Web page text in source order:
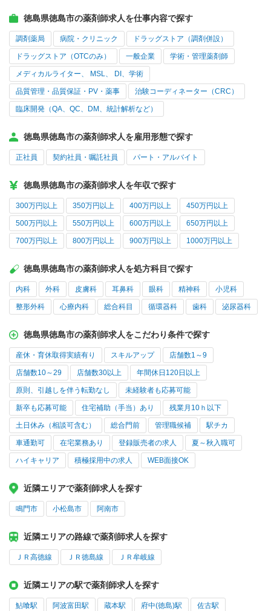
徳島県徳島市の薬剤師求人を仕事内容で探す
調剤薬局 病院・クリニック ドラッグストア（調剤併設）
ドラッグストア（OTCのみ） 一般企業 学術・管理薬剤師
メディカルライター、 MSL、 DI、学術
品質管理・品質保証・PV・薬事 治験コーディネーター（CRC）
臨床開発（QA、QC、DM、統計解析など）
徳島県徳島市の薬剤師求人を雇用形態で探す
正社員 契約社員・嘱託社員 パート・アルバイト
徳島県徳島市の薬剤師求人を年収で探す
300万円以上 350万円以上 400万円以上 450万円以上
500万円以上 550万円以上 600万円以上 650万円以上
700万円以上 800万円以上 900万円以上 1000万円以上
徳島県徳島市の薬剤師求人を処方科目で探す
内科 外科 皮膚科 耳鼻科 眼科 精神科 小児科
整形外科 心療内科 総合科目 循環器科 歯科 泌尿器科
徳島県徳島市の薬剤師求人をこだわり条件で探す
産休・育休取得実績有り スキルアップ 店舗数1～9
店舗数10～29 店舗数30以上 年間休日120日以上
原則、引越しを伴う転勤なし 未経験者も応募可能
新卒も応募可能 住宅補助（手当）あり 残業月10ｈ以下
土日休み（相談可含む） 総合門前 管理職候補 駅チカ
車通勤可 在宅業務あり 登録販売者の求人 夏～秋入職可
ハイキャリア 積極採用中の求人 WEB面接OK
近隣エリアで薬剤師求人を探す
鳴門市 小松島市 阿南市
近隣エリアの路線で薬剤師求人を探す
ＪＲ高徳線 ＪＲ徳島線 ＪＲ牟岐線
近隣エリアの駅で薬剤師求人を探す
鮎喰駅 阿波富田駅 蔵本駅 府中(徳島)駅 佐古駅